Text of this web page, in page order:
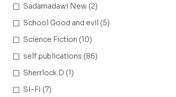
Sadamadawi New (2)
School Good and evil (5)
Science Fiction (10)
self publications (86)
Sherrlock D (1)
SI-FI (7)